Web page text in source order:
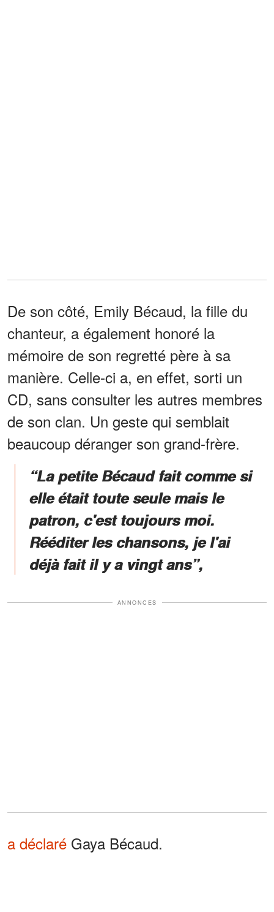
De son côté, Emily Bécaud, la fille du
chanteur, a également honoré la
mémoire de son regretté père à sa
manière. Celle-ci a, en effet, sorti un
CD, sans consulter les autres membres
de son clan. Un geste qui semblait
beaucoup déranger son grand-frère.
“La petite Bécaud fait comme si
elle était toute seule mais le
patron, c'est toujours moi.
Rééditer les chansons, je l'ai
déjà fait il y a vingt ans”,
ANNONCES
a déclaré Gaya Bécaud.